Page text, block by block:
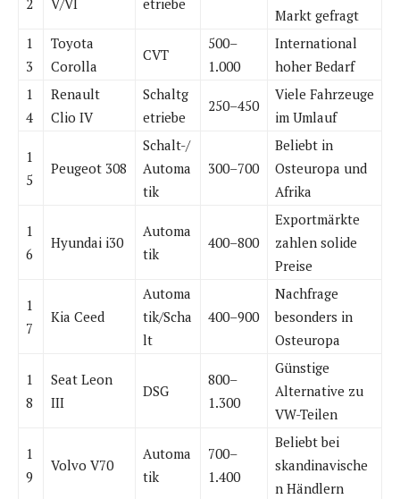
2
V/VI
etriebe
Markt gefragt
1
3
Toyota
Corolla
CVT
500–
1.000
International
hoher Bedarf
1
4
Renault
Clio IV
Schaltg
etriebe
250–450
Viele Fahrzeuge
im Umlauf
1
5
Peugeot 308
Schalt-/
Automa
tik
300–700
Beliebt in
Osteuropa und
Afrika
1
6
Hyundai i30
Automa
tik
400–800
Exportmärkte
zahlen solide
Preise
1
7
Kia Ceed
Automa
tik/Scha
lt
400–900
Nachfrage
besonders in
Osteuropa
1
8
Seat Leon
III
DSG
800–
1.300
Günstige
Alternative zu
VW-Teilen
1
9
Volvo V70
Automa
tik
700–
1.400
Beliebt bei
skandinavische
n Händlern